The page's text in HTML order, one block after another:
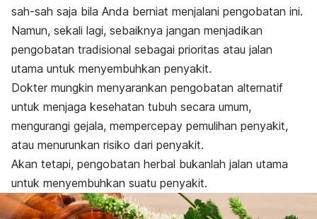
sah-sah saja bila Anda berniat menjalani pengobatan ini.
Namun, sekali lagi, sebaiknya jangan menjadikan
pengobatan tradisional sebagai prioritas atau jalan
utama untuk menyembuhkan penyakit.
Dokter mungkin menyarankan pengobatan alternatif
untuk menjaga kesehatan tubuh secara umum,
mengurangi gejala, mempercepay pemulihan penyakit,
atau menurunkan risiko dari penyakit.
Akan tetapi, pengobatan herbal bukanlah jalan utama
untuk menyembuhkan suatu penyakit.